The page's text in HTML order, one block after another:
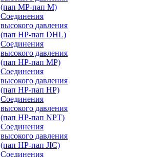
(пап MP-пап M)
Соединения
высокого давления
(пап HP-пап DHL)
Соединения
высокого давления
(пап HP-пап MP)
Соединения
высокого давления
(пап HP-пап HP)
Соединения
высокого давления
(пап HP-пап NPT)
Соединения
высокого давления
(пап HP-пап JIC)
Соединения